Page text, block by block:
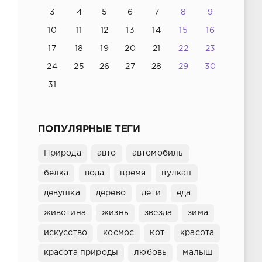
3 4 5 6 7 8 9
10 11 12 13 14 15 16
17 18 19 20 21 22 23
24 25 26 27 28 29 30
31
ПОПУЛЯРНЫЕ ТЕГИ
Природа авто автомобиль
белка вода время вулкан
девушка дерево дети еда
животина жизнь звезда зима
искусство космос кот красота
красота природы любовь малыш